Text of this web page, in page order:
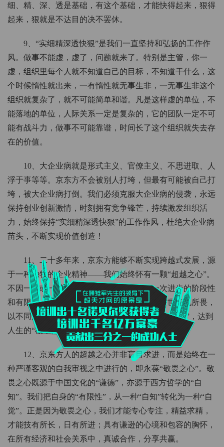
细、精、深、透是基础，有这个基础，才能快得起来，狠得
起来，狠就是不达目的决不罢休。
9、“实细精深透快狠”是我们一直坚持和弘扬的工作作
风。做事不能虚，虚了，问题就来了。特别是主管，你一
虚，组织里每个人就不知道自己的目标，不知道干什么，这
个时候惰性就出来，一有惰性就无事生非，一无事生非这个
组织就复杂了，就不可能简单和谐。凡是这样虚的单位，不
能落地的单位，人际关系一定是复杂的，它的团队一定不可
能有战斗力，做事不可能靠谱，时间长了这个组织就失去存
在的价值。
10、大企业病就是形式主义、官僚主义、不思进取、人
浮于事等等。京东方不会被别人打垮，但最有可能被自己打
垮，被大企业病打倒。我们必须克服大企业病的侵袭，永远
保持创业创新激情，时刻拥有竞争锋芒，持续激发组织活
力，始终保持“实细精深透快狠”的工作作风，杜绝大企业病
苗头，不断实现价值创造！
11、二十多年来，京东方能够不断实现跨越式发展，源
于一种独特的企业精神——我们始终怀有一颗“超越之心”。
不因一步或一时成功而沾沾自喜，看清每一次进步的阶段性
和有限性，同时，不为现实局限所惧，不被俗世偏见所畏，
以不同层次的“更高目标”拾级而上，迈向“根本目标”，达到
人生的“根本性超越”。
12、京东方人的超越之心并非盲目求进，而是始终在一
种严谨客观的自我审视之中进行的，即永葆“敬畏之心”。敬
畏之心既源于中国文化的“谦德”，亦源于西方哲学的“自
知”。我们把自身的“有限性”，从一种“自知”转化为一种“自
觉”。正是因为敬畏之心，我们才能专心专注，精益求精，
才能技有所长，日有所进；具有谦逊的心境和包容的胸怀，
在所有经济和社会关系中，真诚合作，分享共赢。